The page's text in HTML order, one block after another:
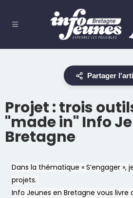
Partager
Projet : trois
"made in" Info
Bretagne
Dans la thématique « S’engager »,
projets.
Info Jeunes en Bretagne vous livre